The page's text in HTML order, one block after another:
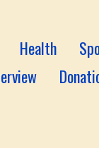
Health